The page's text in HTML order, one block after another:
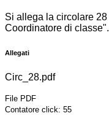
Si allega la circolare 28
Coordinatore di classe".
Allegati
Circ_28.pdf
File PDF
Contatore click: 55